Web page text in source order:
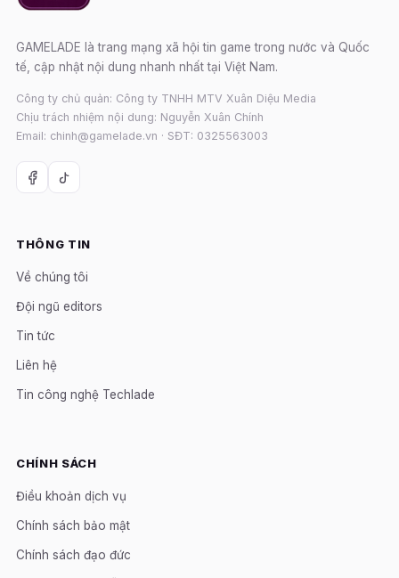
GAMELADE là trang mạng xã hội tin game trong nước và Quốc
tế, cập nhật nội dung nhanh nhất tại Việt Nam.
Công ty chủ quản: Công ty TNHH MTV Xuân Diệu Media
Chịu trách nhiệm nội dung: Nguyễn Xuân Chính
Email: chinh@gamelade.vn · SĐT: 0325563003
THÔNG TIN
Về chúng tôi
Đội ngũ editors
Tin tức
Liên hệ
Tin công nghệ Techlade
CHÍNH SÁCH
Điều khoản dịch vụ
Chính sách bảo mật
Chính sách đạo đức